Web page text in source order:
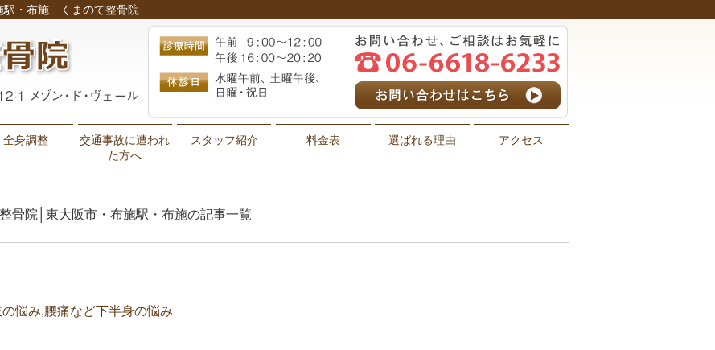
駅・布施 くまのて整骨院
全身調整
交通事故に遭われ
た方へ
スタッフ紹介 料金表 選ばれる理由 アクセス
骨院│東大阪市・布施駅・布施の記事一覧
悩み,腰痛など下半身の悩み